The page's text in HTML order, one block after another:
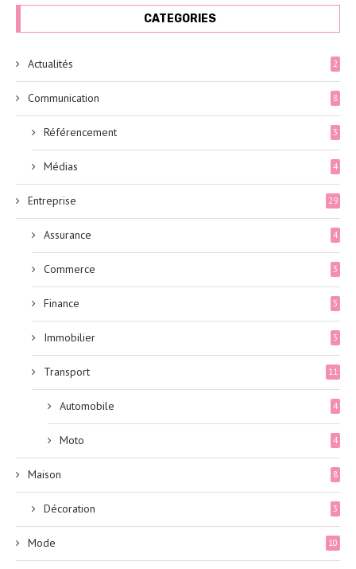
CATEGORIES
Actualités 2
Communication 8
Référencement 3
Médias 4
Entreprise 29
Assurance 4
Commerce 3
Finance 5
Immobilier 3
Transport 11
Automobile 4
Moto 4
Maison 8
Décoration 3
Mode 10